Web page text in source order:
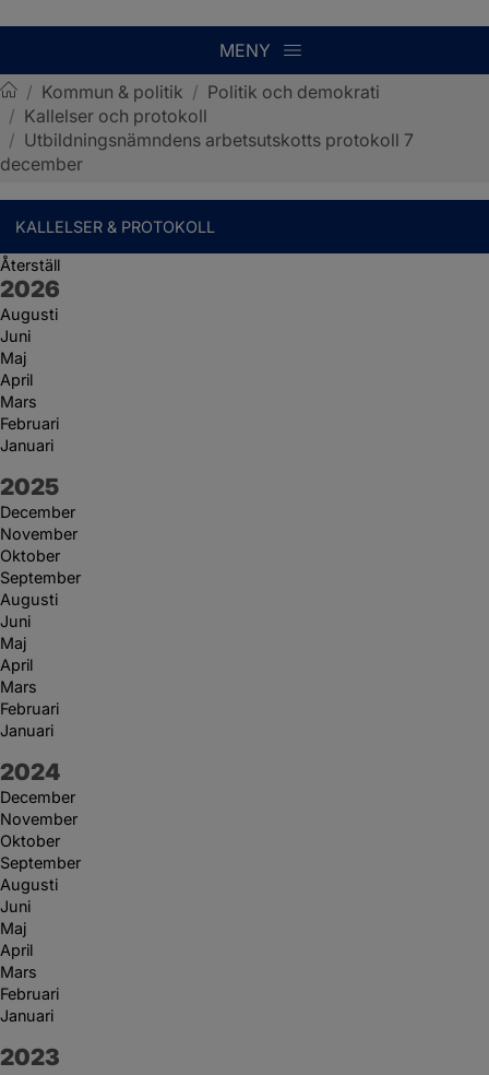
MENY
Sotenäs kommun
/ Kommun & politik / Politik och demokrati
/ Kallelser och protokoll
/ Utbildningsnämndens arbetsutskotts protokoll 7
december
KALLELSER & PROTOKOLL
Återställ
År:
2026
Augusti
Juni
Maj
April
Mars
Februari
Januari
År:
2025
December
November
Oktober
September
Augusti
Juni
Maj
April
Mars
Februari
Januari
År:
2024
December
November
Oktober
September
Augusti
Juni
Maj
April
Mars
Februari
Januari
År:
2023